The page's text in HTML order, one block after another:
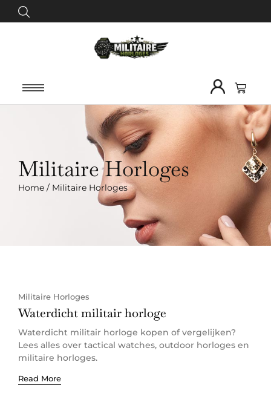
Militaire Horloges
Home / Militaire Horloges
Militaire Horloges
Waterdicht militair horloge
Waterdicht militair horloge kopen of vergelijken?
Lees alles over tactical watches, outdoor horloges en
militaire horloges.
Read More